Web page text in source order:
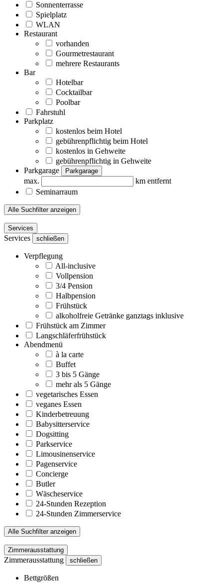
Sonnenterrasse
Spielplatz
WLAN
Restaurant
vorhanden
Gourmetrestaurant
mehrere Restaurants
Bar
Hotelbar
Cocktailbar
Poolbar
Fahrstuhl
Parkplatz
kostenlos beim Hotel
gebührenpflichtig beim Hotel
kostenlos in Gehweite
gebührenpflichtig in Gehweite
Parkgarage
Parkgarage
max.
km entfernt
Seminarraum
Alle Suchfilter anzeigen
Services
Services schließen
Verpflegung
All-inclusive
Vollpension
3/4 Pension
Halbpension
Frühstück
alkoholfreie Getränke ganztags inklusive
Frühstück am Zimmer
Langschläferfrühstück
Abendmenü
à la carte
Buffet
3 bis 5 Gänge
mehr als 5 Gänge
vegetarisches Essen
veganes Essen
Kinderbetreuung
Babysitterservice
Dogsitting
Parkservice
Limousinenservice
Pagenservice
Concierge
Butler
Wäscheservice
24-Stunden Rezeption
24-Stunden Zimmerservice
Alle Suchfilter anzeigen
Zimmerausstattung
Zimmerausstattung schließen
Bettgrößen